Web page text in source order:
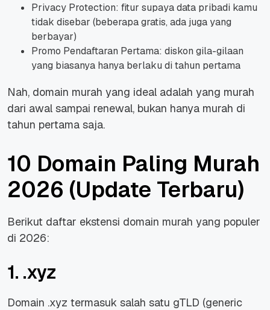
Privacy Protection: fitur supaya data pribadi kamu
tidak disebar (beberapa gratis, ada juga yang
berbayar)
Promo Pendaftaran Pertama: diskon gila-gilaan
yang biasanya hanya berlaku di tahun pertama
Nah, domain murah yang ideal adalah yang murah
dari awal sampai renewal, bukan hanya murah di
tahun pertama saja.
10 Domain Paling Murah
2026 (Update Terbaru)
Berikut daftar ekstensi domain murah yang populer
di 2026:
1. .xyz
Domain .xyz termasuk salah satu gTLD (generic